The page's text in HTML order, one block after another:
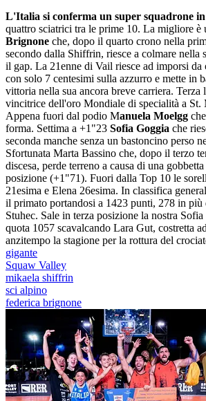
L'Italia si conferma un super squadrone
quattro sciatrici tra le prime 10. La migliore è
Brignone che, dopo il quarto crono nella
secondo dalla Shiffrin, riesce a colmare nella
il gap. La 21enne di Vail riesce ad imporsi da
con solo 7 centesimi sulla azzurro e mette in
vittoria nella sua ancora breve carriera. Terza
vincitrice dell'oro Mondiale di specialità a St.
Appena fuori dal podio Manuela Moelgg
forma. Settima a +1"23 Sofia Goggia che
seconda manche senza un bastoncino perso
Sfortunata Marta Bassino che, dopo il terzo
discesa, perde terreno a causa di una
posizione (+1"71). Fuori dalla Top 10 le
21esima e Elena 26esima. In classifica
il primato portandosi a 1423 punti, 278 in più
Stuhec. Sale in terza posizione la nostra
quota 1057 scavalcando Lara Gut, costretta
anzitempo la stagione per la rottura del
gigante
Squaw Valley
mikaela shiffrin
sci alpino
federica brignone